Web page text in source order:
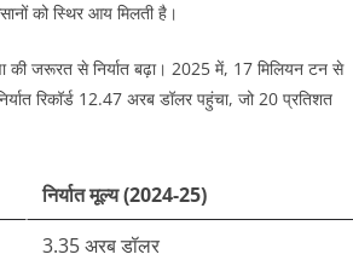
को स्थिर आय मिलती है।​
की जरूरत से निर्यात बढ़ा। 2025 में, 17 मिलियन टन से
रिकॉर्ड 12.47 अरब डॉलर पहुंचा, जो 20 प्रतिशत
निर्यात मूल्य (2024-25)
3.35 अरब डॉलर ​